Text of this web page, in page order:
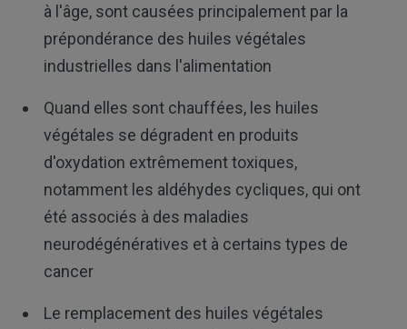
à l'âge, sont causées principalement par la
prépondérance des huiles végétales
industrielles dans l'alimentation
Quand elles sont chauffées, les huiles
végétales se dégradent en produits
d'oxydation extrêmement toxiques,
notamment les aldéhydes cycliques, qui ont
été associés à des maladies
neurodégénératives et à certains types de
cancer
Le remplacement des huiles végétales